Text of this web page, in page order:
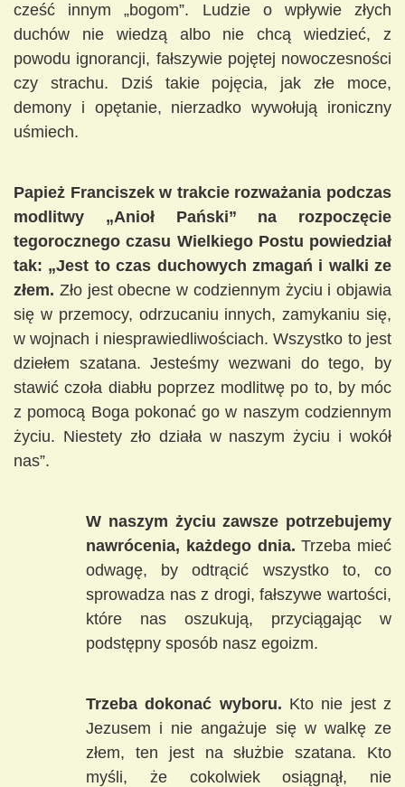
cześć innym „bogom”. Ludzie o wpływie złych
duchów nie wiedzą albo nie chcą wiedzieć, z
powodu ignorancji, fałszywie pojętej nowoczesności
czy strachu. Dziś takie pojęcia, jak złe moce,
demony i opętanie, nierzadko wywołują ironiczny
uśmiech.
Papież Franciszek w trakcie rozważania podczas
modlitwy „Anioł Pański” na rozpoczęcie
tegorocznego czasu Wielkiego Postu powiedział
tak: „Jest to czas duchowych zmagań i walki ze
złem. Zło jest obecne w codziennym życiu i objawia
się w przemocy, odrzucaniu innych, zamykaniu się,
w wojnach i niesprawiedliwościach. Wszystko to jest
dziełem szatana. Jesteśmy wezwani do tego, by
stawić czoła diabłu poprzez modlitwę po to, by móc
z pomocą Boga pokonać go w naszym codziennym
życiu. Niestety zło działa w naszym życiu i wokół
nas”.
W naszym życiu zawsze potrzebujemy
nawrócenia, każdego dnia.Trzeba mieć
odwagę, by odtrącić wszystko to, co
sprowadza nas z drogi, fałszywe wartości,
które nas oszukują, przyciągając w
podstępny sposób nasz egoizm.
Trzeba dokonać wyboru. Kto nie jest z
Jezusem i nie angażuje się w walkę ze
złem, ten jest na służbie szatana. Kto
myśli, że cokolwiek osiągnął, nie